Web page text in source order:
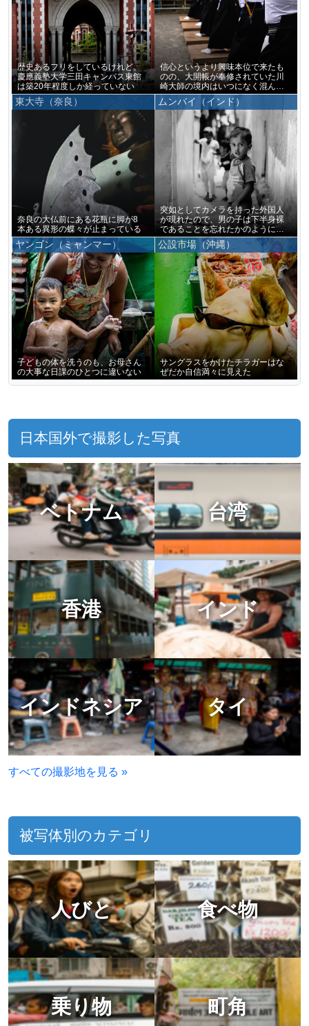
歴史あるフリをしているけれど、
慶應義塾大学三田キャンパス東館
は築20年程度しか経っていない
信心というより興味本位で来たも
のの、大開帳が奉修されていた川
崎大師の境内はいつになく混んで
いた
東大寺（奈良）
奈良の大仏前にある花瓶に脚が8
本ある異形の蝶々が止まっている
ムンバイ（インド）
突如としてカメラを持った外国人
が現れたので、男の子は下半身裸
であることを忘れたかのように僕
をじっと見つめ続けていた
ヤンゴン（ミャンマー）
子どもの体を洗うのも、お母さん
の大事な日課のひとつに違いない
公設市場（沖縄）
サングラスをかけたチラガーはな
ぜだか自信満々に見えた
日本国外で撮影した写真
ベトナム 台湾
香港 インド
インドネシア タイ
すべての撮影地を見る »
被写体別のカテゴリ
人びと 食べ物
乗り物 町角